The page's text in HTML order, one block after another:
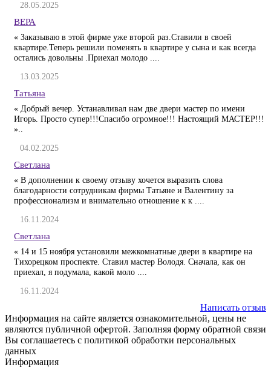
28.05.2025
ВЕРА
« Заказываю в этой фирме уже второй раз.Ставили в своей
квартире.Теперь решили поменять в квартире у сына и как всегда
остались довольны .Приехал молодо ....
13.03.2025
Татьяна
« Добрый вечер. Устанавливал нам две двери мастер по имени
Игорь. Просто супер!!!Спасибо огромное!!! Настоящий МАСТЕР!!!
»..
04.02.2025
Светлана
« В дополнении к своему отзыву хочется выразить слова
благодарности сотрудникам фирмы Татьяне и Валентину за
профессионализм и внимательно отношение к к ....
16.11.2024
Светлана
« 14 и 15 ноября установили межкомнатные двери в квартире на
Тихорецком проспекте. Ставил мастер Володя. Сначала, как он
приехал, я подумала, какой моло ....
16.11.2024
Написать отзыв
Информация на сайте является ознакомительной, цены не
являются публичной офертой. Заполняя форму обратной связи
Вы соглашаетесь с политикой обработки персональных
данных
Информация